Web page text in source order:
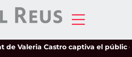
Castro captiva el públic del Parc